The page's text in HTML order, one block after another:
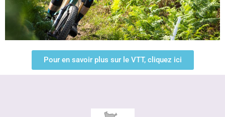
Pour en savoir plus sur le VTT, cliquez ici